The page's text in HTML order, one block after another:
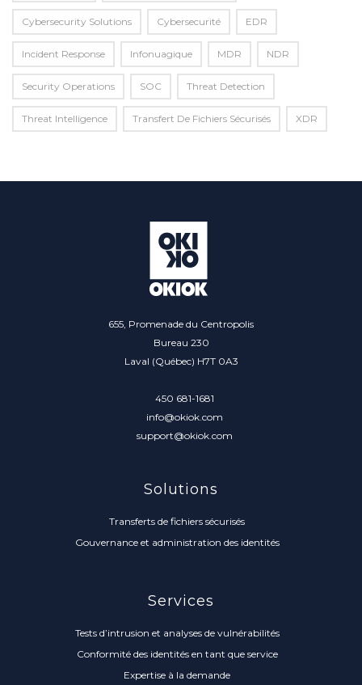
Cybersecurity Solutions Cybersecurité EDR
Incident Response Infonuagique MDR NDR
Security Operations SOC Threat Detection
Threat Intelligence Transfert De Fichiers Sécurisés XDR
655, Promenade du Centropolis
Bureau 230
Laval (Québec) H7T 0A3
450 681-1681
info@okiok.com
support@okiok.com
Solutions
Transferts de fichiers sécurisés
Gouvernance et administration des identités
Services
Tests d’intrusion et analyses de vulnérabilités
Conformité des identités en tant que service
Expertise à la demande